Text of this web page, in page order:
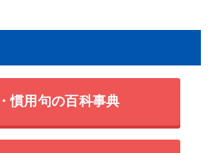
慣用句の百科事典